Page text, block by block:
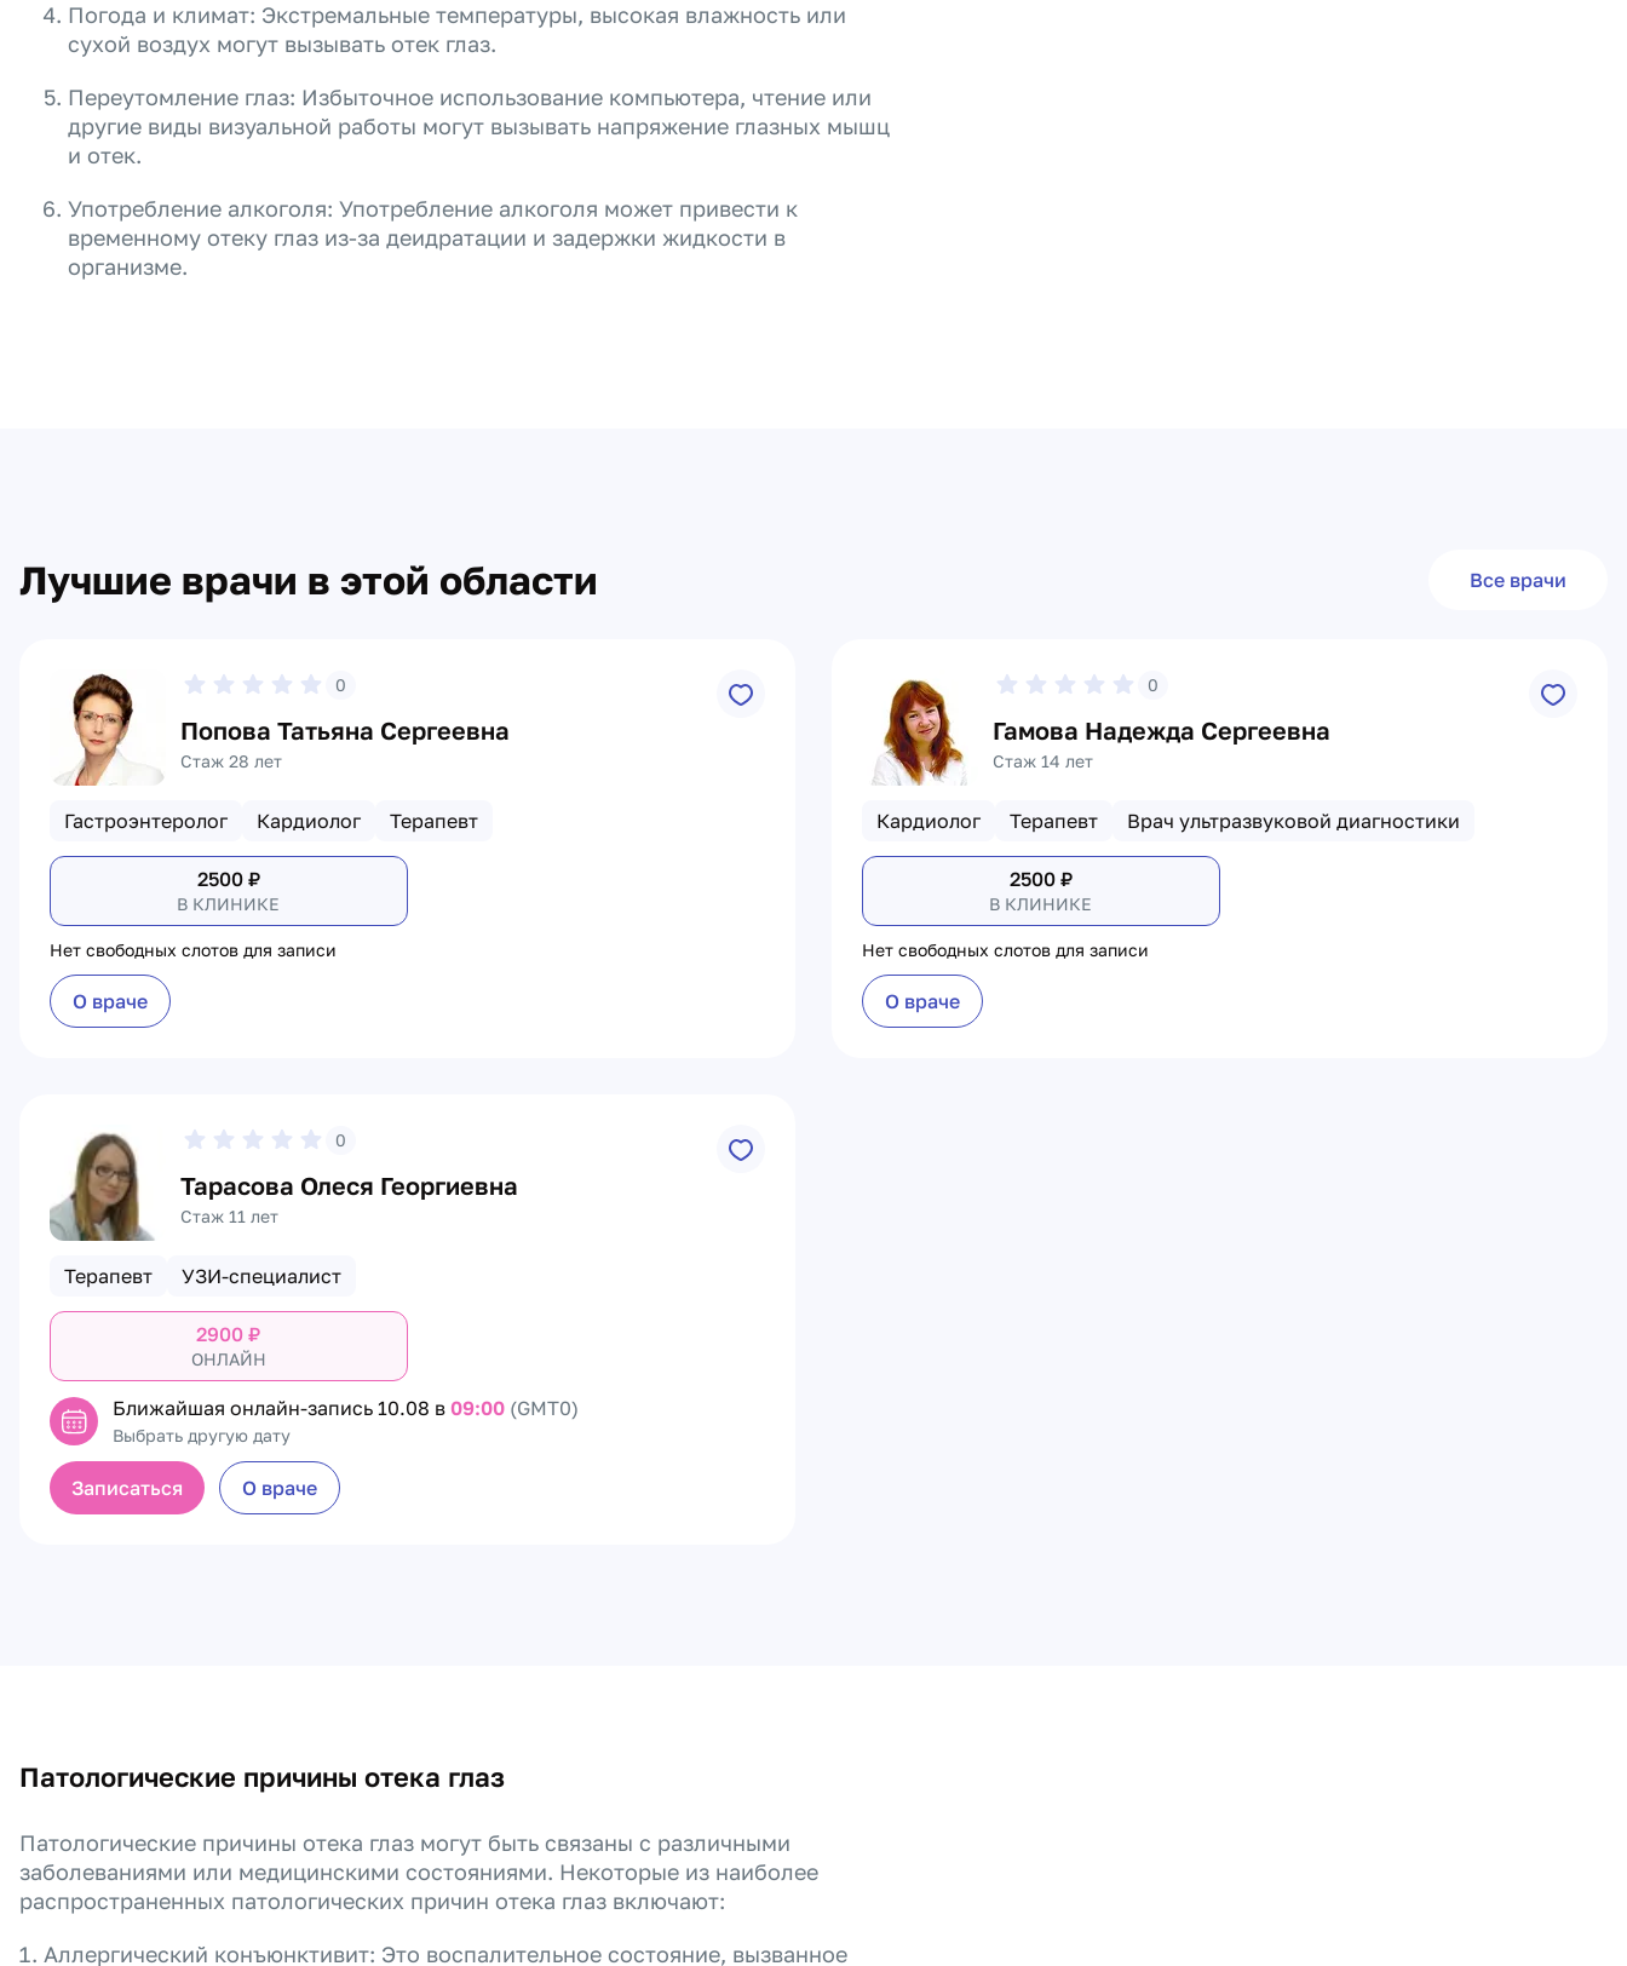
Погода и климат: Экстремальные температуры, высокая влажность или
сухой воздух могут вызывать отек глаз.
Переутомление глаз: Избыточное использование компьютера, чтение или
другие виды визуальной работы могут вызывать напряжение глазных мышц
и отек.
Употребление алкоголя: Употребление алкоголя может привести к
временному отеку глаз из-за деидратации и задержки жидкости в
организме.
Лучшие врачи в этой области Все врачи
0
Попова Татьяна Сергеевна
Стаж 28 лет
Гастроэнтеролог Кардиолог Терапевт
2500₽
В КЛИНИКЕ
Нет свободных слотов для записи
О враче
0
Гамова Надежда Сергеевна
Стаж 14 лет
Кардиолог Терапевт Врач ультразвуковой диагностики
2500₽
В КЛИНИКЕ
Нет свободных слотов для записи
О враче
0
Тарасова Олеся Георгиевна
Стаж 11 лет
Терапевт УЗИ-специалист
2900 ₽
ОНЛАЙН
Ближайшая онлайн-запись 10.08 в 09:00 (GMT0)
Выбрать другую дату
Записаться О враче
Патологические причины отека глаз
Патологические причины отека глаз могут быть связаны с различными
заболеваниями или медицинскими состояниями. Некоторые из наиболее
распространенных патологических причин отека глаз включают:
Аллергический конъюнктивит: Это воспалительное состояние, вызванное